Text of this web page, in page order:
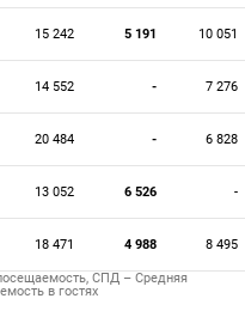
15 242 5 191 10 051
14 552 - 7 276
20 484 - 6 828
13 052 6 526 -
18 471 4 988 8 495
СПД – Средняя
в гостях